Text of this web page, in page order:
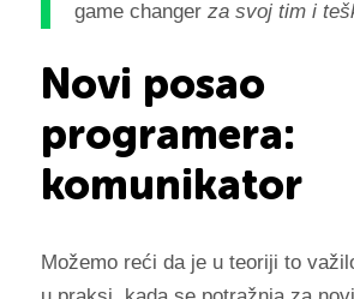
game changerza svoj tim i
Novi posao
programera:
komunikator
Možemo reći da je u teoriji to